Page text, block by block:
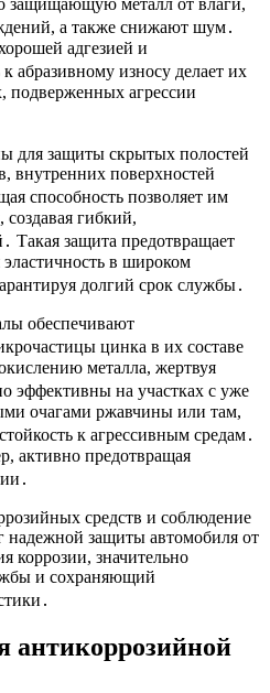
а также снижают шум․
адгезией и
абразивному износу делает их
агрессии
для защиты скрытых полостей
внутренних поверхностей
способность позволяет им
гибкий,
Такая защита предотвращает
в широком
долгий срок службы․
обеспечивают
цинка в их составе
металла, жертвуя
эффективны на участках с уже
очагами ржавчины или там,
к агрессивным средам․
активно предотвращая
средств и соблюдение
надежной защиты автомобиля от
коррозии, значительно
и сохраняющий
антикоррозийной